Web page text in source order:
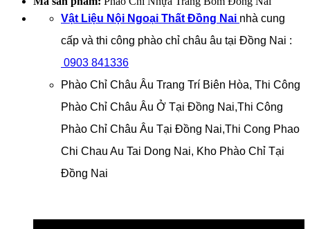
Vật Liệu Nội Ngoại Thất Đồng Nai nhà cung
cấp và thi công phào chỉ châu âu tại Đồng Nai :
0903 841336
Phào Chỉ Châu Âu Trang Trí Biên Hòa, Thi Công
Phào Chỉ Châu Âu Ở Tại Đồng Nai,Thi Công
Phào Chỉ Châu Âu Tại Đồng Nai,Thi Cong Phao
Chi Chau Au Tai Dong Nai, Kho Phào Chỉ Tại
Đồng Nai